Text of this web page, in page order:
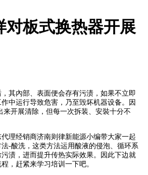
对板式换热器开展
其內部、表面便会存有污渍，如果不立即
中运行导致危害，乃至毁坏机器设备。因
来开展清除，但每一次拆装、安裝十分不
理经销商济南则律新能源小编带大家一起
-酸洗，这类方法运用酸液的侵泡、循环系
渍，进而提升传热实际效果。因此下边就
，赶紧来学习培训一下吧。